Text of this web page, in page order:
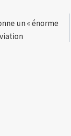
un « énorme